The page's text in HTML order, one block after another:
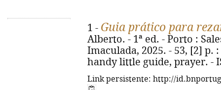
1 - Guia prático para
Alberto. - 1ª ed. - Porto :
Imaculada, 2025. - 53, [2] p.
handy little guide, prayer. -
Link persistente: http://